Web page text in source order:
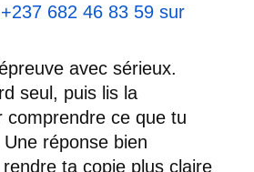
+237 682 46 83 59 sur
avec sérieux.
seul, puis lis la
comprendre ce que tu
réponse bien
ta copie plus claire